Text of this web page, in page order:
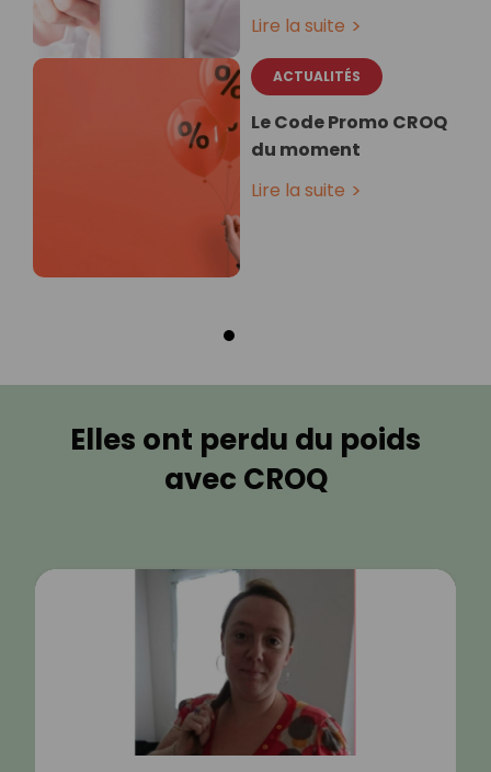
Lire la suite
ACTUALITÉS
Le Code Promo CROQ
du moment
Lire la suite
Elles ont perdu du poids
avec CROQ